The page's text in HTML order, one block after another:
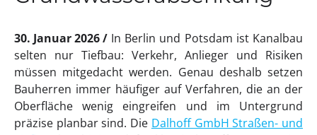
30. Januar 2026
In Berlin und Potsdam ist Kanalbau
selten nur Tiefbau: Verkehr, Anlieger und Risiken
müssen mitgedacht werden. Genau deshalb setzen
Bauherren immer häufiger auf Verfahren, die an der
Oberfläche wenig eingreifen und im Untergrund
präzise planbar sind. Die Dalhoff GmbH Straßen- und